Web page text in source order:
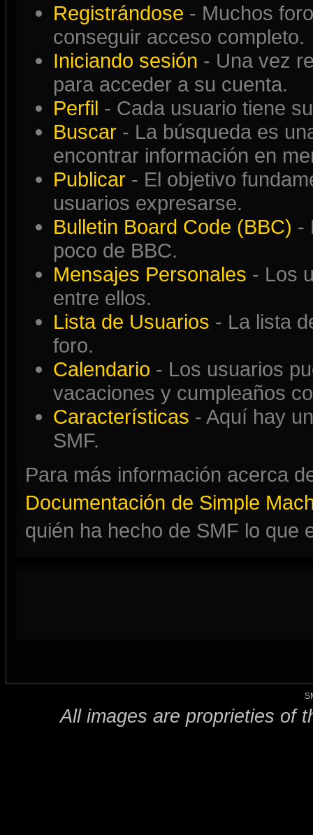
Registrándose - Muchos
conseguir acceso completo.
Iniciando sesión - Una vez
para acceder a su cuenta.
Perfil - Cada usuario tiene
Buscar - La búsqueda es
encontrar información en
Publicar - El objetivo
usuarios expresarse.
Bulletin Board Code (BBC) -
poco de BBC.
Mensajes Personales - Los
entre ellos.
Lista de Usuarios - La lista
foro.
Calendario - Los usuarios
vacaciones y cumpleaños
Características - Aquí hay
SMF.
Para más información acerca
Documentación de Simple
quién ha hecho de SMF lo que
All images are proprieties of